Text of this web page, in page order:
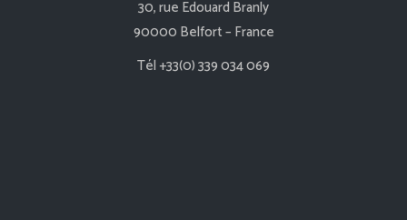
30, rue Edouard Branly
90000 Belfort – France
Tél +33(0) 339 034 069